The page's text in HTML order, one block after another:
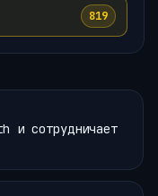
819
и сотрудничает